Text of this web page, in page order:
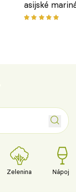
asijské
chuťovka z
Zelenina Nápoje